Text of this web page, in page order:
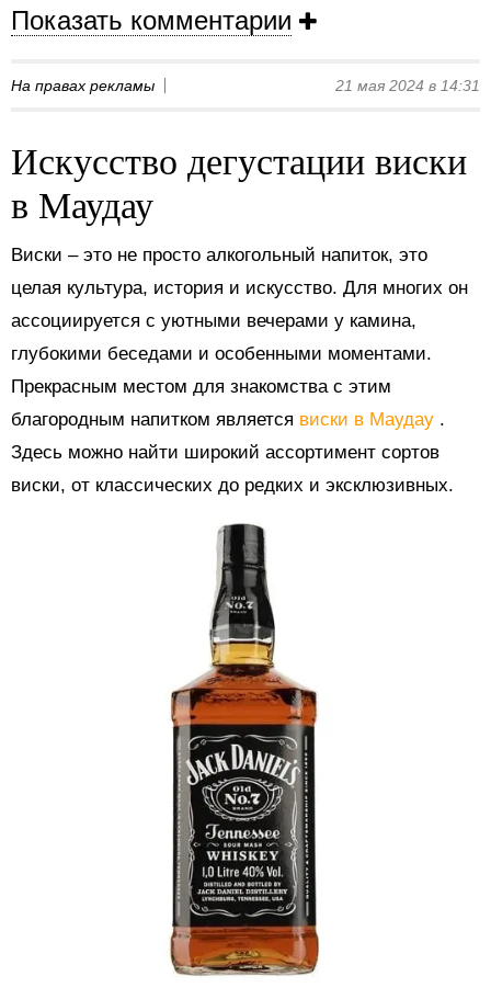
Показать комментарии
На правах рекламы 21 мая 2024 в 14:31
Искусство дегустации виски
в Маудау
Виски – это не просто алкогольный напиток, это
целая культура, история и искусство. Для многих он
ассоциируется с уютными вечерами у камина,
глубокими беседами и особенными моментами.
Прекрасным местом для знакомства с этим
благородным напитком является виски в Маудау .
Здесь можно найти широкий ассортимент сортов
виски, от классических до редких и эксклюзивных.